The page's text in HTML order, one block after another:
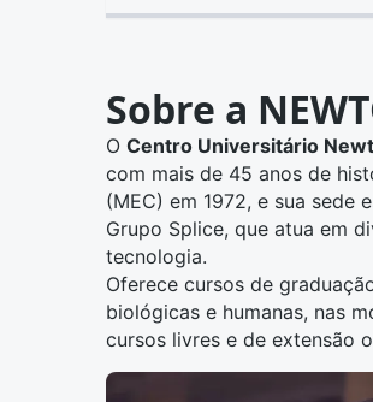
Sobre a
O Centro Universitário
com mais de 45 anos de
(MEC) em 1972, e sua sede
Grupo Splice, que atua em
tecnologia.
Oferece cursos de
biológicas e humanas, nas
cursos livres e de extensão